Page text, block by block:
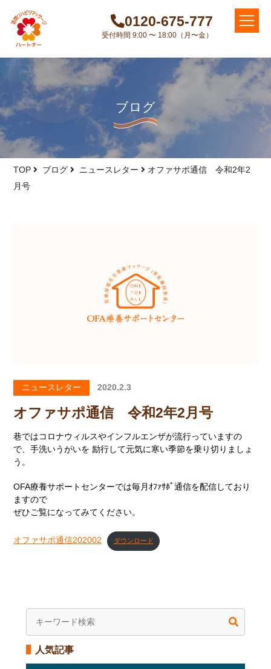
0120-675-777
受付時間 9:00 〜 18:00（月〜金）
ブログ
TOP ブログ ニュースレター
オファサポ通信 令和2年2
月号
ニュースレター 2020.2.3
オファサポ通信 令和2年2月号
巷ではコロナウィルスやインフルエンザが流行っていますの
で、手洗いうがいを 励行して元気に寒い季節を乗り切りましょ
う。
OFA療養サポートセンターでは毎月ｵﾌｧｻﾎﾟ通信を配信しており
ますので
ぜひご覧になってみてください。
オファサポ通信202002 ダウンロード
人気記事